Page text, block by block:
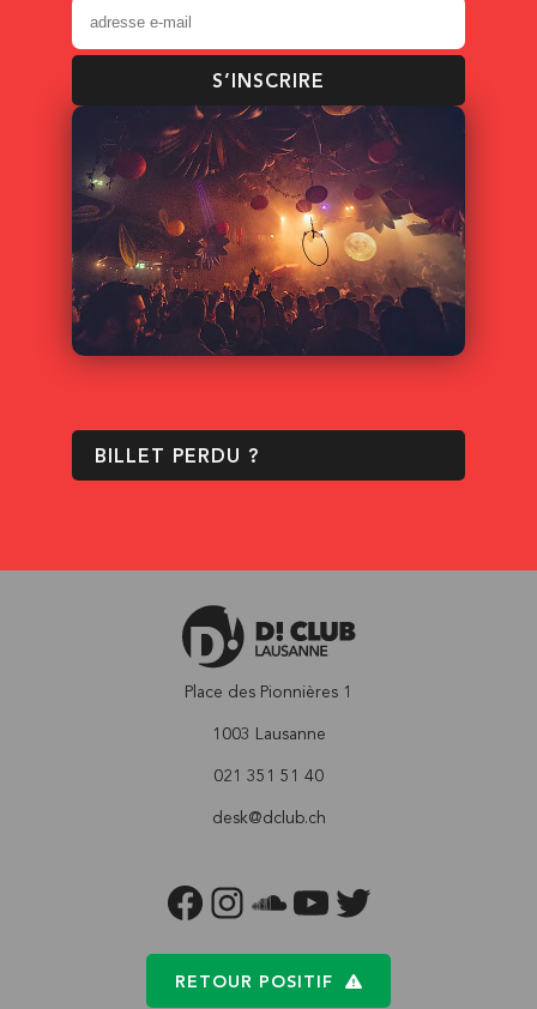
S’INSCRIRE
BILLET PERDU ?
Place des Pionnières 1
1003 Lausanne
021 351 51 40
desk@dclub.ch
FACEBOOKINSTAGRAM
SOUNDCLOUD
YOUTUBETWITTER
RETOUR POSITIF